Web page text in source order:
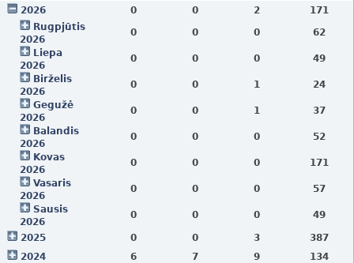
2026
0 0 2
171
Rugpjūtis
2026
0 0 0
62
Liepa
2026
0 0 0
49
Birželis
2026
0 0 1
24
Gegužė
2026
0 0 1
37
Balandis
2026
0 0 0
52
Kovas
2026
0 0 0
171
Vasaris
2026
0 0 0
57
Sausis
2026
0 0 0
49
2025
0 0 3
387
2024
6 7 9
134